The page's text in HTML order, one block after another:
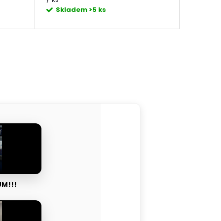
Skladem >5 ks